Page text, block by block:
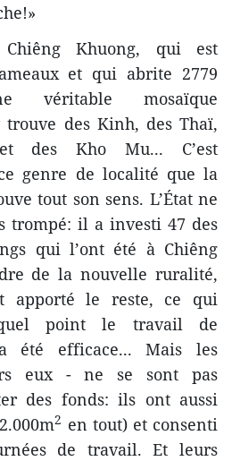
Khuong, qui est
et qui abrite 2779
véritable mosaïque
des Kinh, des Thaï,
des Kho Mu... C’est
genre de localité que la
tout son sens. L’État ne
trompé: il a investi 47 des
qui l’ont été à Chiêng
de la nouvelle ruralité,
apporté le reste, ce qui
point le travail de
été efficace... Mais les
eux - ne se sont pas
des fonds: ils ont aussi
2 en tout) et consenti
de travail. Et leurs